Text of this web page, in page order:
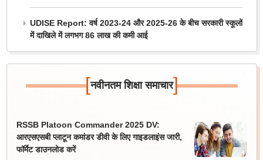
UDISE Report: वर्ष 2023-24 और 2025-26 के बीच सरकारी स्कूलों
में दाखिले में लगभग 86 लाख की कमी आई
[नवीनतम शिक्षा समाचार]
RSSB Platoon Commander 2025 DV:
आरएसएसबी प्लाटून कमांडर डीवी के लिए गाइडलाइंस जारी,
फॉर्मेट डाउनलोड करें